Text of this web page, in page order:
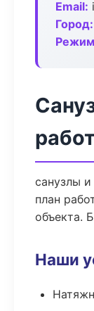
Email:
Город:
санузлы
план
объекта.
Наши